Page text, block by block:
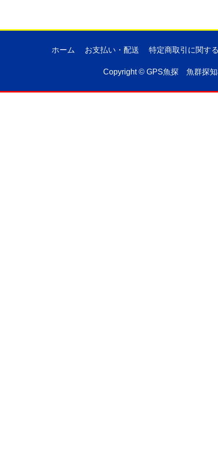
ホーム お支払い・配送 特定商取引に関す
Copyright © GPS魚探 魚群探